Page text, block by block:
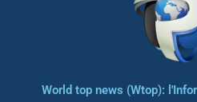
World top news (Wtop):